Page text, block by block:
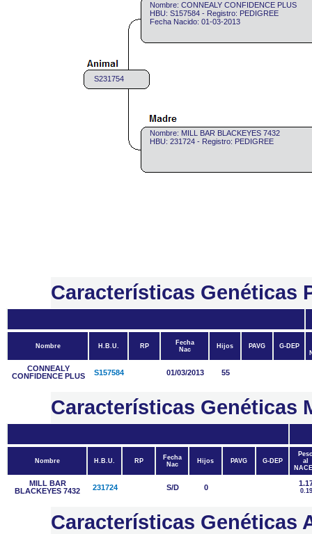
S231754
Nombre: CONNEALY CONFIDENCE PLUS
HBU: S157584 - Registro: PEDIGREE
Fecha Nacido: 01-03-2013
Nombre: MILL BAR BLACKEYES 7432
HBU: 231724 - Registro: PEDIGREE
Características Genéticas
Nombre H.B.U. RP
Fecha
Nac
Hijos PAVG
G-DEP
CONNEALY
CONFIDENCE PLUS
S157584 01/03/2013 55
Características Genéticas
Nombre H.B.U. RP
Fecha
Nac
Hijos PAVG G-DEP
al
MILL BAR
BLACKEYES 7432
231724 S/D 0 0.19
Características Genéticas